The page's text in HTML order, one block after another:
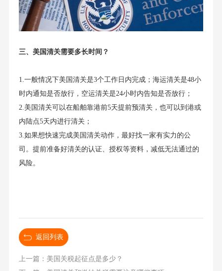
三、美国清关需要多长时间？
1.一般情况下美国清关是3个工作日内完成；海运清关是48小
时内通知是否放行，空运清关是24小时内告知是否放行；
2.美国清关可以在船舶靠港前5天提前预清关，也可以到港或
内陆点5天内进行清关；
3.如果想快速完成美国清关动作，最好找一家有实力的公
司。提前准备好清关的认证、授权等资料，减低无法通过的
风险。
返回列表
上一篇：美国关税起征点是多少？